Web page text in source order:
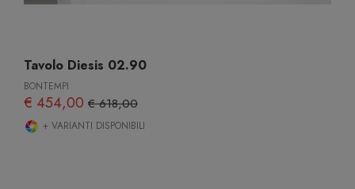
Tavolo Diesis 02.90
BONTEMPI
€ 454,00 € 618,00
+ VARIANTI DISPONIBILI